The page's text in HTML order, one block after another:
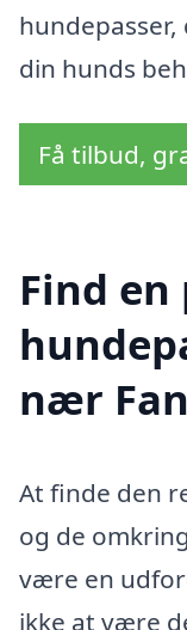
din hunds
Få tilbud,
Find
nær
At finde den
og de
være en
ikke at være